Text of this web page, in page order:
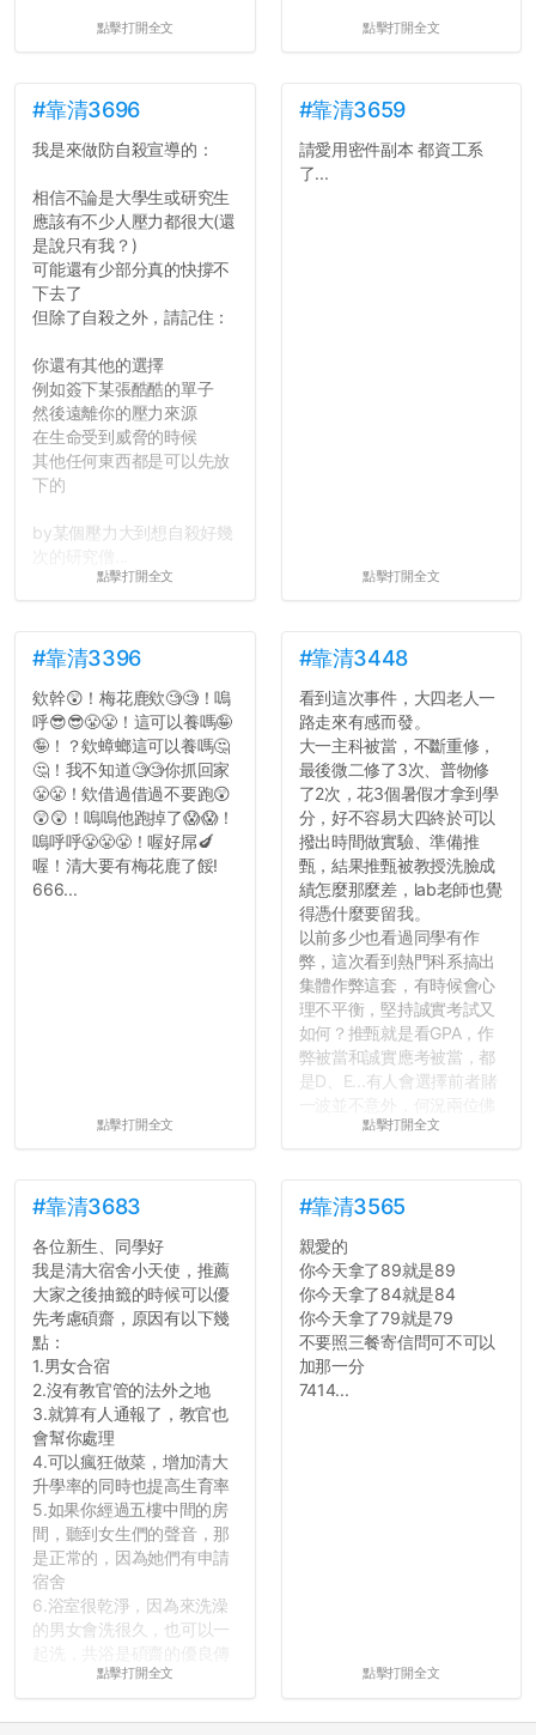
點擊打開全文 點擊打開全文
#靠清3696
我是來做防自殺宣導的：
相信不論是大學生或研究生
應該有不少人壓力都很大(還
是說只有我？)
可能還有少部分真的快撐不
下去了
但除了自殺之外，請記住：
你還有其他的選擇
例如簽下某張酷酷的單子
然後遠離你的壓力來源
在生命受到威脅的時候
其他任何東西都是可以先放
下的
by某個壓力大到想自殺好幾
點擊打開全文
#靠清3659
請愛用密件副本 都資工系
了...
點擊打開全文
#靠清3396
欸幹😲！梅花鹿欸🧐🧐！嗚
呼😎😎😤😤！這可以養嗎🤪
🤪！？欸蟑螂這可以養嗎🤔
🤔！我不知道🧐🧐你抓回家
😤😤！欸借過借過不要跑😲
😲😲！嗚嗚他跑掉了😱😱！
嗚呼呼😤😤😤！喔好屌🍆
喔！清大要有梅花鹿了餒!
666...
點擊打開全文
#靠清3448
看到這次事件，大四老人一
路走來有感而發。
大一主科被當，不斷重修，
最後微二修了3次、普物修
了2次，花3個暑假才拿到學
分，好不容易大四終於可以
撥出時間做實驗、準備推
甄，結果推甄被教授洗臉成
績怎麼那麼差，lab老師也覺
得憑什麼要留我。
以前多少也看過同學有作
弊，這次看到熱門科系搞出
集體作弊這套，有時候會心
理不平衡，堅持誠實考試又
如何？推甄就是看GPA，作
弊被當和誠實應考被當，都
是D、E...有人會選擇前者賭
心教授看起來要輕輕放下
長作弊的風氣。
反正老人我明天就要搬離新
竹，之後如何發展與我無
關，就當最後一天發個牢騷
吧XD，祝學弟妹們修課順利
~~...
點擊打開全文
#靠清3683
各位新生、同學好
我是清大宿舍小天使，推薦
大家之後抽籤的時候可以優
先考慮碩齋，原因有以下幾
點：
1.男女合宿
2.沒有教官管的法外之地
3.就算有人通報了，教官也
會幫你處理
4.可以瘋狂做菜，增加清大
升學率的同時也提高生育率
5.如果你經過五樓中間的房
間，聽到女生們的聲音，那
是正常的，因為她們有申請
宿舍
6.浴室很乾淨，因為來洗澡
的男女會洗很久，也可以一
如果有任何想要我推薦的宿
點擊打開全文
#靠清3565
親愛的
你今天拿了89就是89
你今天拿了84就是84
你今天拿了79就是79
不要照三餐寄信問可不可以
加那一分
7414...
點擊打開全文